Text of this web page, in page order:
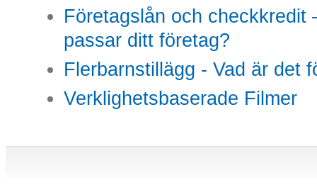
Företagslån och checkkredit
passar ditt företag?
Flerbarnstillägg - Vad är det
Verklighetsbaserade Filmer